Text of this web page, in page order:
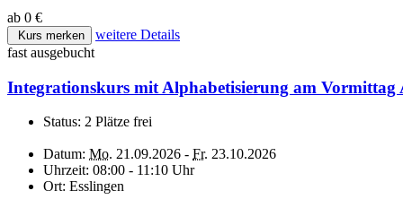
ab 0 €
Kurs merken
weitere Details
fast ausgebucht
Integrationskurs mit Alphabetisierung am Vormittag
Status: 2 Plätze frei
Datum: Mo. 21.09.2026 - Fr. 23.10.2026
Uhrzeit: 08:00 - 11:10 Uhr
Ort: Esslingen